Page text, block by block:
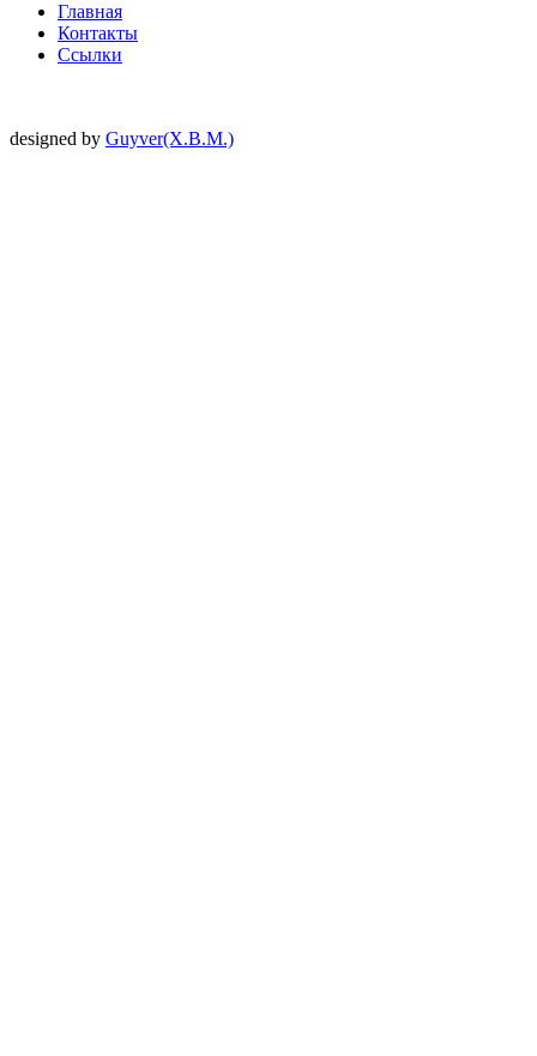
Главная
Контакты
Ссылки
designed by Guyver(X.B.M.)